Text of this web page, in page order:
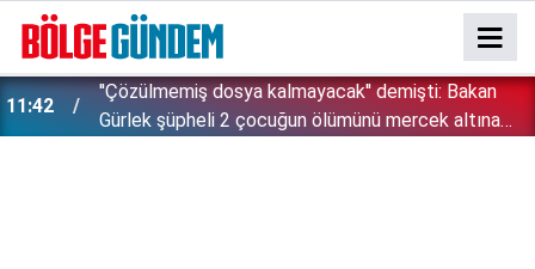
11:42
''Çözülmemiş dosya kalmayacak'' demişti: Bakan
Gürlek şüpheli 2 çocuğun ölümünü mercek altına